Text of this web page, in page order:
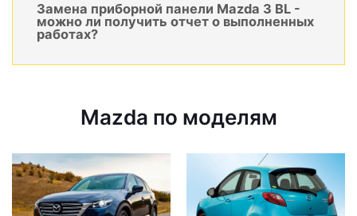
Замена приборной панели Mazda 3 BL -
можно ли получить отчет о выполненных
работах?
Mazda по моделям